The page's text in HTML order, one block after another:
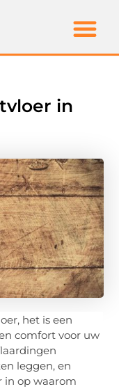
in
het is een
comfort voor uw
leggen, en
in op waarom